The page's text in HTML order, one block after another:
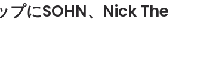
プにSOHN、Nick The